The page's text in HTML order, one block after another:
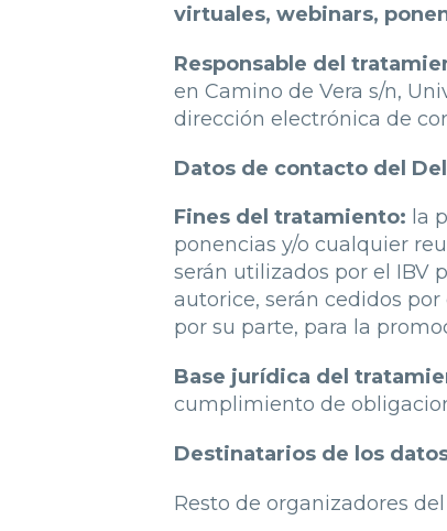
virtuales, webinars,
Responsable del
en Camino de Vera s/n,
dirección electrónica de
Datos de contacto del
Fines del tratamiento: la
ponencias y/o cualquier
serán utilizados por el IBV
autorice, serán cedidos
por su parte, para la
Base jurídica del
cumplimiento de
Destinatarios de los
Resto de organizadores